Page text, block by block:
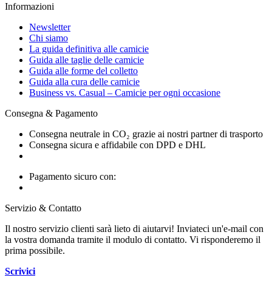
Informazioni
Newsletter
Chi siamo
La guida definitiva alle camicie
Guida alle taglie delle camicie
Guida alle forme del colletto
Guida alla cura delle camicie
Business vs. Casual – Camicie per ogni occasione
Consegna & Pagamento
Consegna neutrale in CO₂ grazie ai nostri partner di trasporto
Consegna sicura e affidabile con DPD e DHL
Pagamento sicuro con:
Servizio & Contatto
Il nostro servizio clienti sarà lieto di aiutarvi! Inviateci un'e-mail con
la vostra domanda tramite il modulo di contatto. Vi risponderemo il
prima possibile.
Scrivici